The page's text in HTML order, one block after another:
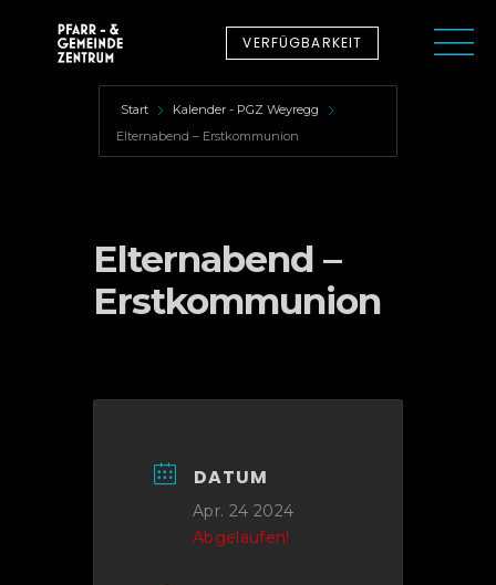
VERFÜGBARKEIT
Start
Kalender - PGZ Weyregg
Elternabend – Erstkommunion
Elternabend –
Erstkommunion
DATUM
Apr. 24 2024
Abgelaufen!